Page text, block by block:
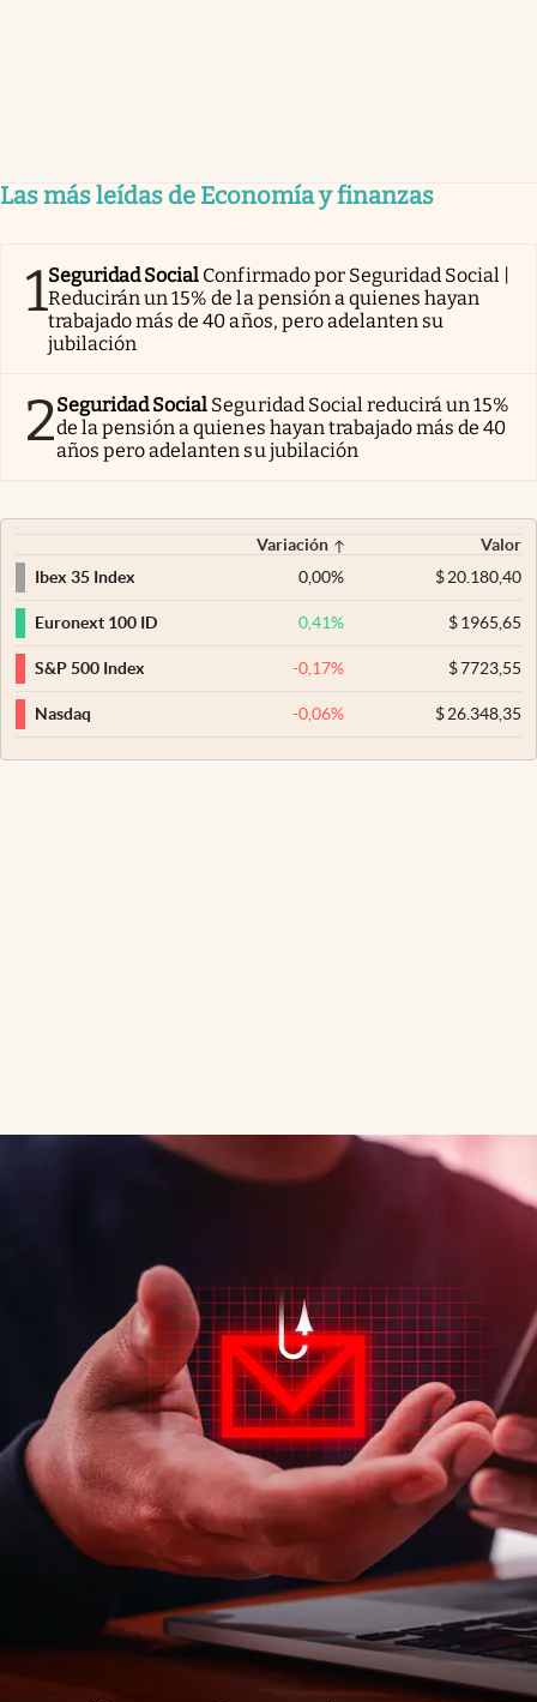
Las más leídas de Economía y finanzas
1Seguridad Social Confirmado por Seguridad Social |
Reducirán un 15% de la pensión a quienes hayan
trabajado más de 40 años, pero adelanten su
jubilación
2Seguridad Social Seguridad Social reducirá un 15%
de la pensión a quienes hayan trabajado más de 40
años pero adelanten su jubilación
Variación
Valor
Ibex 35 Index
0,00% $20.180,40
Euronext 100 ID 0,41% $1965,65
S&P 500 Index -0,17% $7723,55
Nasdaq -0,06% $26.348,35